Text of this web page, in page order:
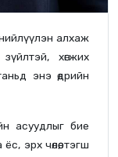
алхаж
хөгжих
энэ өдрийн
асуудлыг бие
эрх чөлөө, тэгш